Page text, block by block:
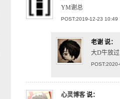
YM谢总
POST:2019-12-23 10:49
老谢 说：
大D牛放过
心灵博客 说：